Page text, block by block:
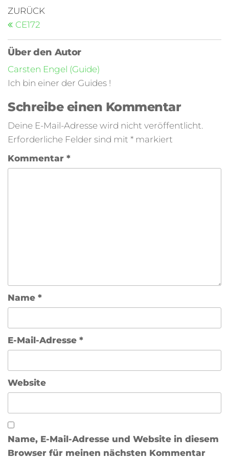
ZURÜCK
CE172
Über den Autor
Carsten Engel (Guide)
Ich bin einer der Guides !
Schreibe einen Kommentar
Deine E-Mail-Adresse wird nicht veröffentlicht.
Erforderliche Felder sind mit * markiert
Kommentar *
Name *
E-Mail-Adresse *
Website
Name, E-Mail-Adresse und Website in diesem
Browser für meinen nächsten Kommentar